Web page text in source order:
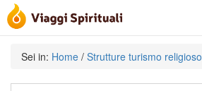
Sei in: Home / Strutture turismo religioso